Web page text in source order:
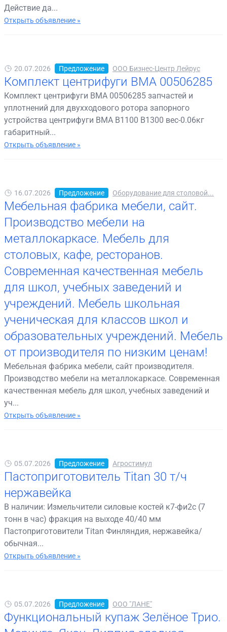
Действие да...
Открыть объявление »
20.07.2026 Предложение ООО Бизнес-Центр Лейрус
Комплект центрифуги BMA 00506285
Комплект центрифуги BMA 00506285 запчастей и
уплотнений для двухходового ротора запорного
устройства центрифуги BMA B1100 B1300 вес-0.06кг
габаритный...
Открыть объявление »
16.07.2026 Предложение Оборудование для столовой...
Мебельная фабрика мебели, сайт.
Производство мебели на
металлокаркасе. Мебель для
столовых, кафе, ресторанов.
Современная качественная мебель
для школ, учебных заведений и
учреждений. Мебель школьная
ученическая для классов школ и
образовательных учреждений. Мебель
от производителя по низким ценам!
Мебельная фабрика мебели, сайт производителя.
Производство мебели на металлокаркасе. Современная
качественная мебель для школ, учебных заведений и
уч...
Открыть объявление »
05.07.2026 Предложение Агростимул
Пастоприготовитель Titan 30 т/ч
нержавейка
В наличии: Измельчители силовые костей к7-фи2с (7
тонн в час) фракция на выходе 40/40 мм
Пастоприготовители Titan Финляндия, нержавейка/
обычная...
Открыть объявление »
05.07.2026 Предложение ООО "ЛАНЕ"
Функциональный купаж Зелёное Трио.